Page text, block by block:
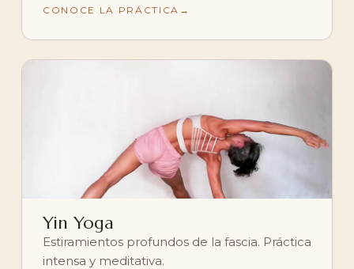
CONOCE LA PRÁCTICA
Yin Yoga
Estiramientos profundos de la fascia. Práctica
intensa y meditativa.